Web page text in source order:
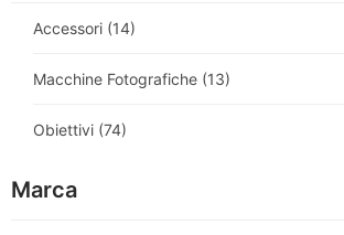
Accessori (14)
Macchine Fotografiche (13)
Obiettivi (74)
Marca